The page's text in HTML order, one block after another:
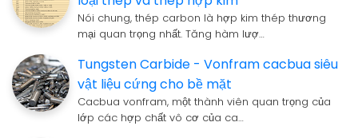
Nói chung, thép carbon là hợp kim thép thương
mại quan trọng nhất. Tăng hàm lượ…
Tungsten Carbide - Vonfram cacbua siêu
vật liệu cứng cho bề mặt
Cacbua vonfram, một thành viên quan trọng của
lớp các hợp chất vô cơ của ca…